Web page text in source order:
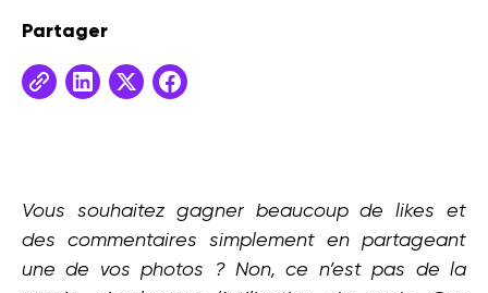
Partager
Vous souhaitez gagner beaucoup de likes et
des commentaires simplement en partageant
une de vos photos ? Non, ce n’est pas de la